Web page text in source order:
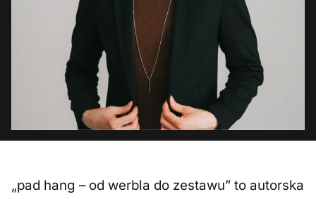
„pad hang – od werbla do zestawu” to autorska